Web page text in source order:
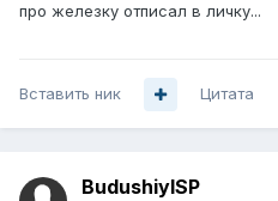
про железку отписал в личку...
Вставить ник Цитата
BudushiyISP